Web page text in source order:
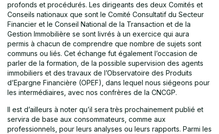
profonds et procédurés. Les dirigeants des deux Comités et
Conseils nationaux que sont le Comité Consultatif du Secteur
Financier et le Conseil National de la Transaction et de la
Gestion Immobilière se sont livrés à un exercice qui aura
permis à chacun de comprendre que nombre de sujets sont
communs ou liés. Cet échange fut également l’occasion de
parler de la formation, de la possible supervision des agents
immobiliers et des travaux de l’Observatoire des Produits
d’Epargne Financière (OPEF), dans lequel nous siégeons pour
les intermédiaires, avec nos confrères de la CNCGP.
Il est d’ailleurs à noter qu’il sera très prochainement publié et
servira de base aux consommateurs, comme aux
professionnels, pour leurs analyses ou leurs rapports. Parmi les